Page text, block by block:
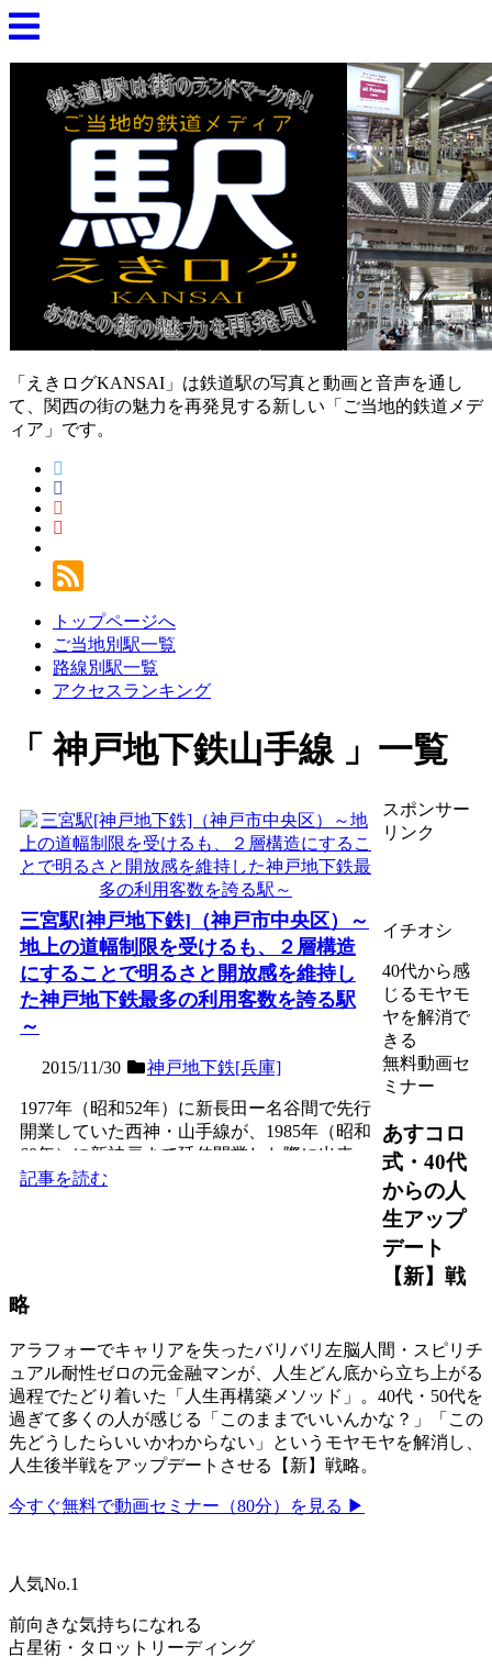
「えきログKANSAI」は鉄道駅の写真と動画と音声を通し
て、関西の街の魅力を再発見する新しい「ご当地的鉄道メデ
ィア」です。
トップページへ
ご当地別駅一覧
路線別駅一覧
アクセスランキング
神戸地下鉄山手線 一覧
三宮駅[神戸地下鉄]（神戸市中央区）～
地上の道幅制限を受けるも、２層構造
にすることで明るさと開放感を維持し
た神戸地下鉄最多の利用客数を誇る駅
～
2015/11/30 神戸地下鉄[兵庫]
1977年（昭和52年）に新長田ー名谷間で先行
開業していた西神・山手線が、1985年（昭和
60年）に新神戸まで延伸開業した際に出来
た、２層構...
記事を読む
スポンサー
リンク
イチオシ
40代から感
じるモヤモ
ヤを解消で
きる
無料動画セ
ミナー
あすコロ
式・40代
からの人
生アップ
デート
【新】戦
略
アラフォーでキャリアを失ったバリバリ左脳人間・スピリチ
ュアル耐性ゼロの元金融マンが、人生どん底から立ち上がる
過程でたどり着いた「人生再構築メソッド」。40代・50代を
過ぎて多くの人が感じる「このままでいいんかな？」「この
先どうしたらいいかわからない」というモヤモヤを解消し、
人生後半戦をアップデートさせる【新】戦略。
今すぐ無料で動画セミナー（80分）を見る ▶
人気No.1
前向きな気持ちになれる
占星術・タロットリーディング